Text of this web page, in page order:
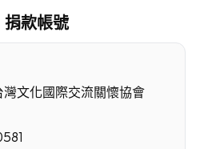
捐款帳號
文化國際交流關懷協會